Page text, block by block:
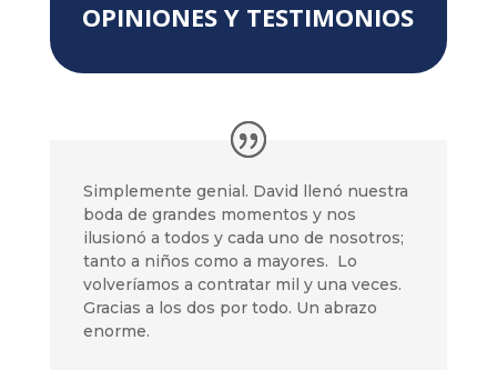
OPINIONES Y TESTIMONIOS
Simplemente genial. David llenó nuestra
boda de grandes momentos y nos
ilusionó a todos y cada uno de nosotros;
tanto a niños como a mayores. Lo
volveríamos a contratar mil y una veces.
Gracias a los dos por todo. Un abrazo
enorme.